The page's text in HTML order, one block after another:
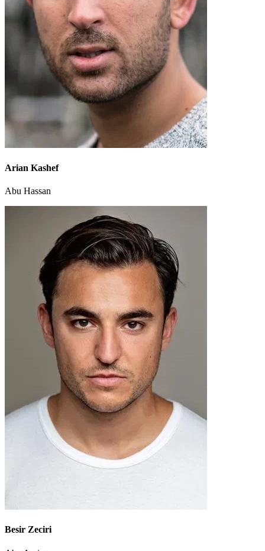
Arian Kashef
Abu Hassan
Besir Zeciri